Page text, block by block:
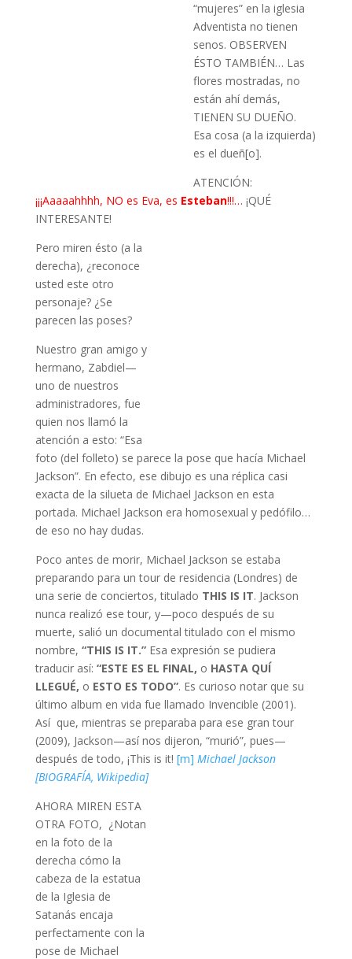
“mujeres” en la iglesia
Adventista no tienen
senos. OBSERVEN
ÉSTO TAMBIÉN… Las
flores mostradas, no
están ahí demás,
TIENEN SU DUEÑO.
Esa cosa (a la izquierda)
es el dueñ[o].
ATENCIÓN:
¡¡¡Aaaaahhhh, NO es Eva, es Esteban!!!… ¡QUÉ
INTERESANTE!
Pero miren ésto (a la
derecha), ¿reconoce
usted este otro
personaje? ¿Se
parecen las poses?
Nuestro gran amigo y
hermano, Zabdiel—
uno de nuestros
administradores, fue
quien nos llamó la
atención a esto: “Esa
foto (del folleto) se parece la pose que hacía Michael
Jackson”. En efecto, ese dibujo es una réplica casi
exacta de la silueta de Michael Jackson en esta
portada. Michael Jackson era homosexual y pedófilo…
de eso no hay dudas.
Poco antes de morir, Michael Jackson se estaba
preparando para un tour de residencia (Londres) de
una serie de conciertos, titulado THIS IS IT. Jackson
nunca realizó ese tour, y—poco después de su
muerte, salió un documental titulado con el mismo
nombre, “THIS IS IT.” Esa expresión se pudiera
traducir así: “ESTE ES EL FINAL, o HASTA QUÍ
LLEGUÉ, o ESTO ES TODO”. Es curioso notar que su
último album en vida fue llamado Invencible (2001).
Así que, mientras se preparaba para ese gran tour
(2009), Jackson—así nos dijeron, “murió”, pues—
después de todo, ¡This is it! [m] Michael Jackson
[BIOGRAFÍA, Wikipedia]
AHORA MIREN ESTA
OTRA FOTO, ¿Notan
en la foto de la
derecha cómo la
cabeza de la estatua
de la Iglesia de
Satanás encaja
perfectamente con la
pose de Michael